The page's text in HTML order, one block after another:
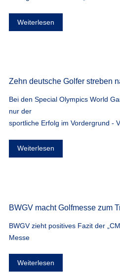
Weiterlesen
Zehn deutsche Golfer streben
Bei den Special Olympics World
nur der
sportliche Erfolg im Vordergrund -
Weiterlesen
BWGV macht Golfmesse zum
BWGV zieht positives Fazit der
Messe
Weiterlesen